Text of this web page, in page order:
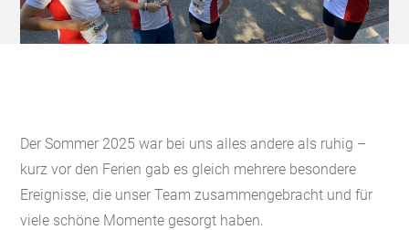
Der Sommer 2025 war bei uns alles andere als ruhig –
kurz vor den Ferien gab es gleich mehrere besondere
Ereignisse, die unser Team zusammengebracht und für
viele schöne Momente gesorgt haben.